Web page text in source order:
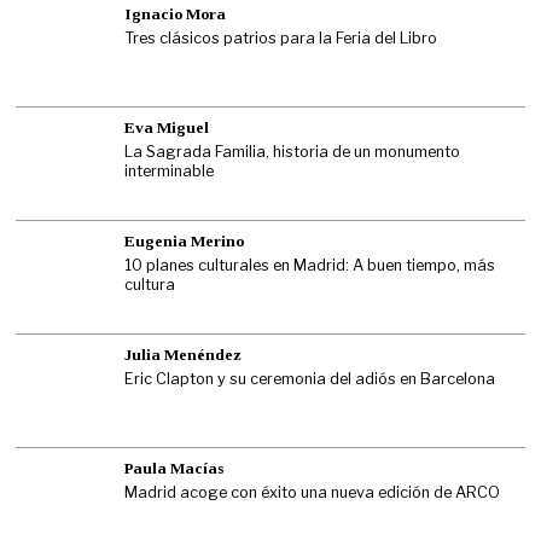
Ignacio Mora
Tres clásicos patrios para la Feria del Libro
Eva Miguel
La Sagrada Familia, historia de un monumento
interminable
Eugenia Merino
10 planes culturales en Madrid: A buen tiempo, más
cultura
Julia Menéndez
Eric Clapton y su ceremonia del adiós en Barcelona
Paula Macías
Madrid acoge con éxito una nueva edición de ARCO